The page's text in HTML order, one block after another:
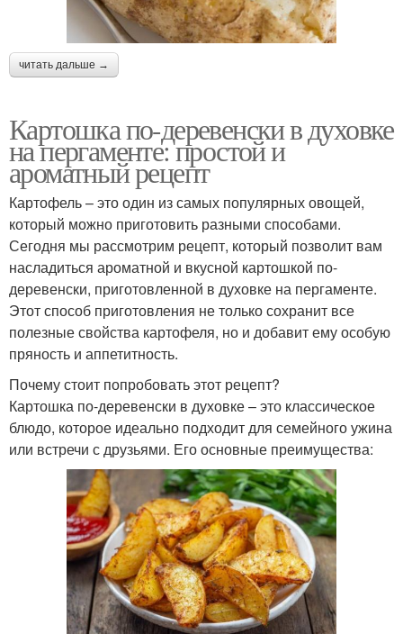
читать дальше →
Картошка по-деревенски в духовке
на пергаменте: простой и
ароматный рецепт
Картофель – это один из самых популярных овощей,
который можно приготовить разными способами.
Сегодня мы рассмотрим рецепт, который позволит вам
насладиться ароматной и вкусной картошкой по-
деревенски, приготовленной в духовке на пергаменте.
Этот способ приготовления не только сохранит все
полезные свойства картофеля, но и добавит ему особую
пряность и аппетитность.
Почему стоит попробовать этот рецепт?
Картошка по-деревенски в духовке – это классическое
блюдо, которое идеально подходит для семейного ужина
или встречи с друзьями. Его основные преимущества: